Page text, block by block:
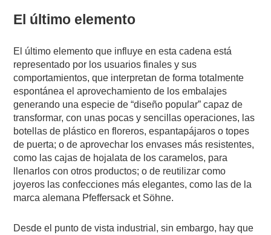
El último elemento
El último elemento que influye en esta cadena está
representado por los usuarios finales y sus
comportamientos, que interpretan de forma totalmente
espontánea el aprovechamiento de los embalajes
generando una especie de “diseño popular” capaz de
transformar, con unas pocas y sencillas operaciones, las
botellas de plástico en floreros, espantapájaros o topes
de puerta; o de aprovechar los envases más resistentes,
como las cajas de hojalata de los caramelos, para
llenarlos con otros productos; o de reutilizar como
joyeros las confecciones más elegantes, como las de la
marca alemana Pfeffersack et Söhne.
Desde el punto de vista industrial, sin embargo, hay que